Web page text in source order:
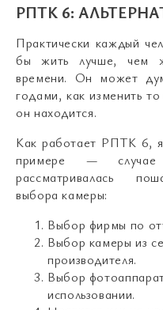
РПТК 6:
Практически каждый
бы жить лучше, чем
времени. Он может
годами, как изменить
он находится.
Как работает РПТК 6,
примере —
рассматривалась
выбора камеры:
Выбор фирмы по
Выбор камеры из
производителя.
Выбор
использовании.